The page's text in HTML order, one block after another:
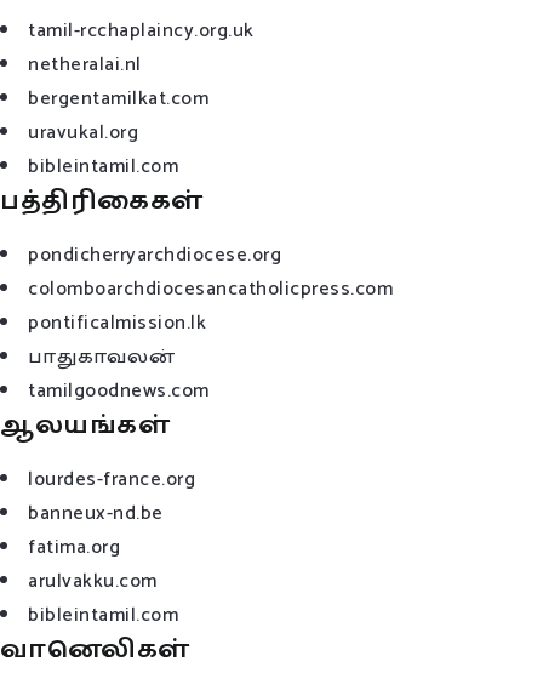
tamil-rcchaplaincy.org.uk
netheralai.nl
bergentamilkat.com
uravukal.org
bibleintamil.com
பத்திரிகைகள்
pondicherryarchdiocese.org
colomboarchdiocesancatholicpress.com
pontificalmission.lk
பாதுகாவலன்
tamilgoodnews.com
ஆலயங்கள்
lourdes-france.org
banneux-nd.be
fatima.org
arulvakku.com
bibleintamil.com
வானெலிகள்